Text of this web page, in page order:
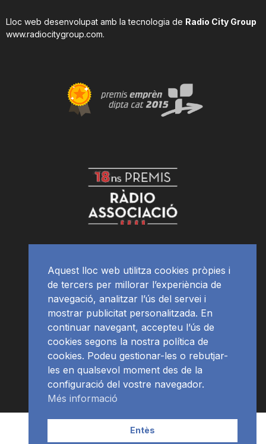
Lloc web desenvolupat amb la tecnologia de Radio City Group
www.radiocitygroup.com.
APP Programació
Aquest lloc web utilitza cookies pròpies i
de tercers per millorar l’experiència de
navegació, analitzar l’ús del servei i
mostrar publicitat personalitzada. En
continuar navegant, accepteu l’ús de
cookies segons la nostra política de
cookies. Podeu gestionar-les o rebutjar-
les en qualsevol moment des de la
configuració del vostre navegador.
Més informació
Entès